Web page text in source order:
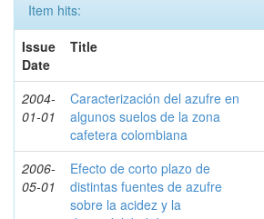
Item hits:
Issue
Date
Title
2004-
01-01
Caracterización del azufre en
algunos suelos de la zona
cafetera colombiana
2006-
05-01
Efecto de corto plazo de
distintas fuentes de azufre
sobre la acidez y la